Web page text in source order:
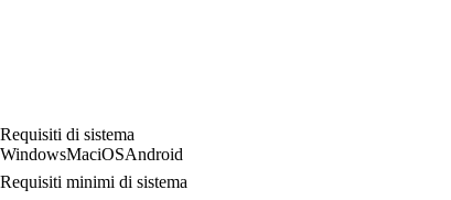
Requisiti di sistema
WindowsMaciOSAndroid
Requisiti minimi di sistema